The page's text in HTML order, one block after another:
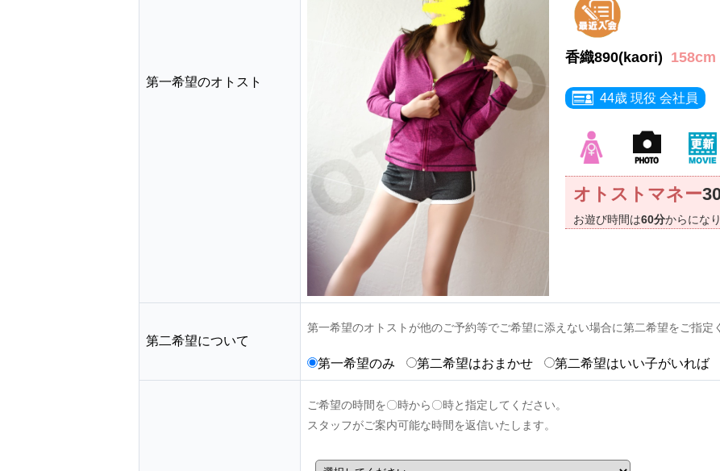
第一希望のオトスト
香織890(kaori) 158cm
44歳 現役 会社員
オトストマネー
お遊び時間は60分からにな
第二希望について
第一希望のオトストが他のご予約等でご希望に添えない場合に第二希望をご指定
第一希望のみ 第二希望はおまかせ 第二希望はいい子がいれば
ご希望の時間を〇時から〇時と指定してください。
スタッフがご案内可能な時間を返信いたします。